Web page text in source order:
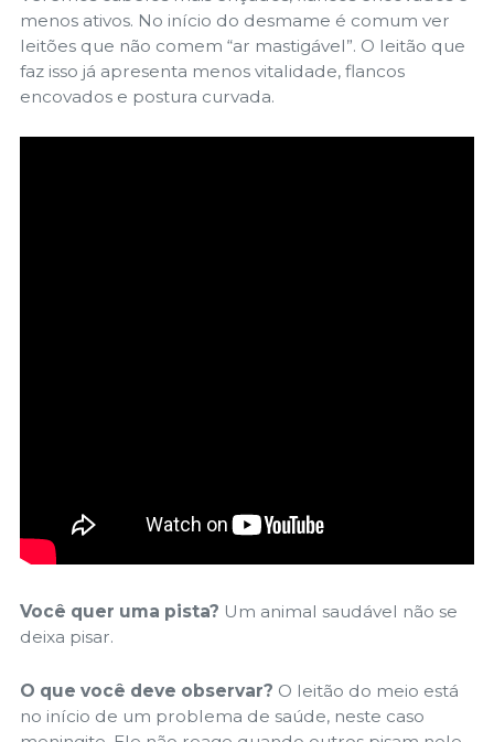
menos ativos. No início do desmame é comum ver
leitões que não comem “ar mastigável”. O leitão que
faz isso já apresenta menos vitalidade, flancos
encovados e postura curvada.
Você quer uma pista? Um animal saudável não se
deixa pisar.
O que você deve observar? O leitão do meio está
no início de um problema de saúde, neste caso